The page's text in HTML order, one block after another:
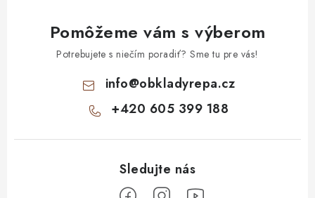
Pomôžeme vám s výberom
Potrebujete s niečím poradiť? Sme tu pre vás!
info@obkladyrepa.cz
+420 605 399 188